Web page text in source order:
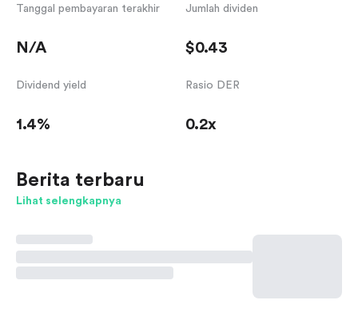
Tanggal pembayaran terakhir
N/A
Jumlah dividen
$0.43
Dividend yield
1.4%
Rasio DER
0.2x
Berita terbaru
Lihat selengkapnya